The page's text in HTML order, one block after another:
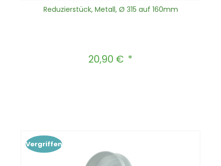
Reduzierstück, Metall, Ø 315 auf 160mm
Regulärer Preis:
20,90 €
Vergriffen